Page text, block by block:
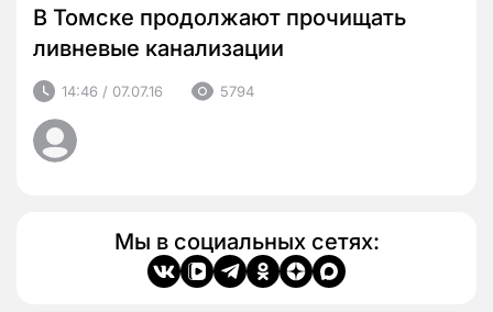
В Томске продолжают прочищать
ливневые канализации
14:46 / 07.07.16 5794
Мы в социальных сетях: